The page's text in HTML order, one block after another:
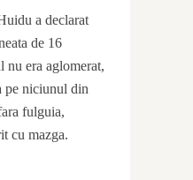
a declarat
de 16
nu era aglomerat,
pe niciunul din
fulguia,
cu mazga.